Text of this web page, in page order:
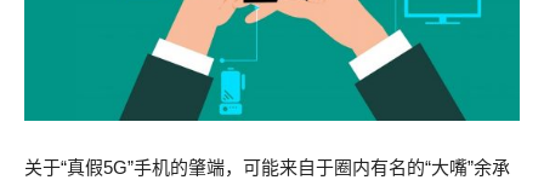
关于“真假5G”手机的肇端，可能来自于圈内有名的“大嘴”余承